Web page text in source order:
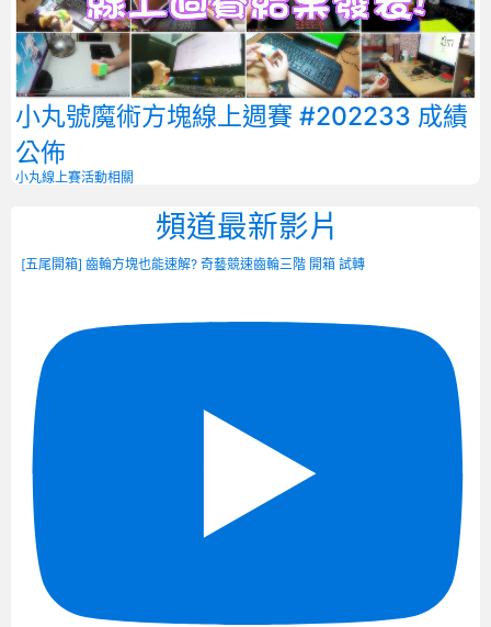
小丸號魔術方塊線上週賽 #202233 成績
公佈
小丸線上賽活動相關
頻道最新影片
[五尾開箱] 齒輪方塊也能速解? 奇藝競速齒輪三階 開箱 試轉